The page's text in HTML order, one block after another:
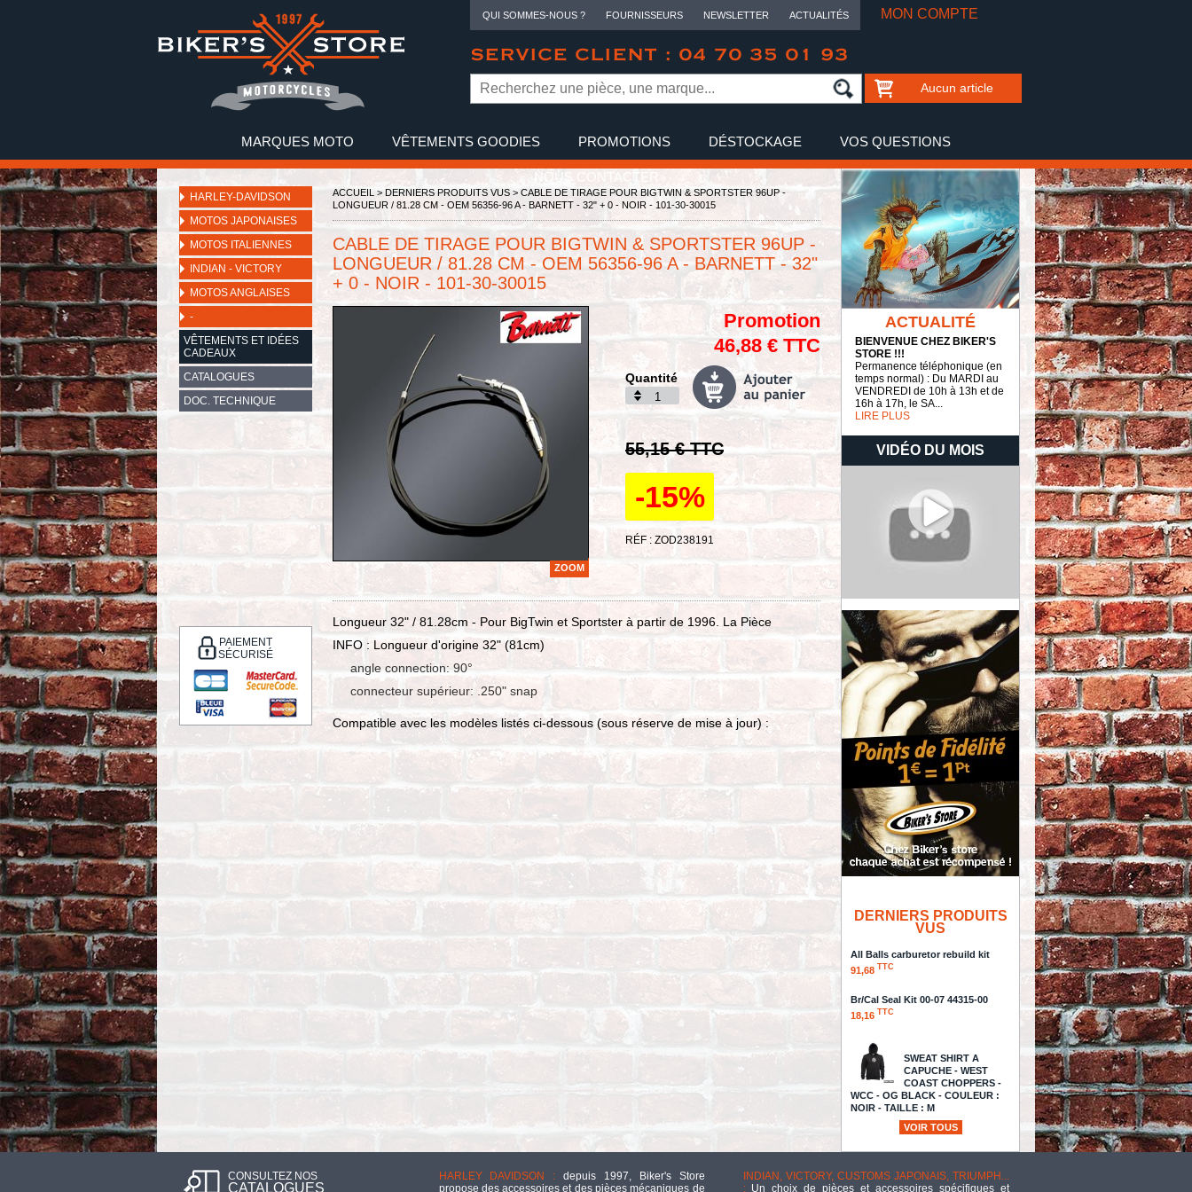
QUI SOMMES-NOUS ? FOURNISSEURS NEWSLETTER ACTUALITÉS MON COMPTE
SERVICE CLIENT : 04 70 35 01 93
Aucun article
MARQUES MOTO VÊTEMENTS GOODIES PROMOTIONS DÉSTOCKAGE VOS QUESTIONS
NOUS CONTACTER
HARLEY-DAVIDSON
MOTOS JAPONAISES
MOTOS ITALIENNES
INDIAN - VICTORY
MOTOS ANGLAISES
-
VÊTEMENTS ET IDÉES
CADEAUX
CATALOGUES
DOC. TECHNIQUE
PAIEMENT
SÉCURISÉ
ACCUEIL > DERNIERS PRODUITS VUS > CABLE DE TIRAGE POUR BIGTWIN & SPORTSTER 96UP -
LONGUEUR / 81.28 CM - OEM 56356-96 A - BARNETT - 32" + 0 - NOIR - 101-30-30015
CABLE DE TIRAGE POUR BIGTWIN & SPORTSTER 96UP -
LONGUEUR / 81.28 CM - OEM 56356-96 A - BARNETT - 32"
+ 0 - NOIR - 101-30-30015
ZOOM
Promotion
46,88 € TTC
Quantité
55,15 € TTC
-15%
RÉF : ZOD238191
Longueur 32" / 81.28cm - Pour BigTwin et Sportster à partir de 1996. La Pièce
INFO : Longueur d'origine 32" (81cm)
angle connection: 90°
connecteur supérieur: .250" snap
Compatible avec les modèles listés ci-dessous (sous réserve de mise à jour) :
ACTUALITÉ
BIENVENUE CHEZ BIKER'S
STORE !!!
Permanence téléphonique (en
temps normal) : Du MARDI au
VENDREDI de 10h à 13h et de
16h à 17h, le SA...
LIRE PLUS
VIDÉO DU MOIS
DERNIERS PRODUITS
VUS
All Balls carburetor rebuild kit
91,68 TTC
Br/Cal Seal Kit 00-07 44315-00
18,16 TTC
SWEAT SHIRT A
CAPUCHE - WEST
COAST CHOPPERS -
WCC - OG BLACK - COULEUR :
NOIR - TAILLE : M
- BELL - Bullitt Retro
VOIR TOUS
CONSULTEZ NOS
CATALOGUES
HARLEY DAVIDSON : depuis 1997, Biker's Store
propose des accessoires et des pièces mécaniques de
INDIAN, VICTORY, CUSTOMS JAPONAIS, TRIUMPH...
:Un choix de pièces et accessoires spécifiques et